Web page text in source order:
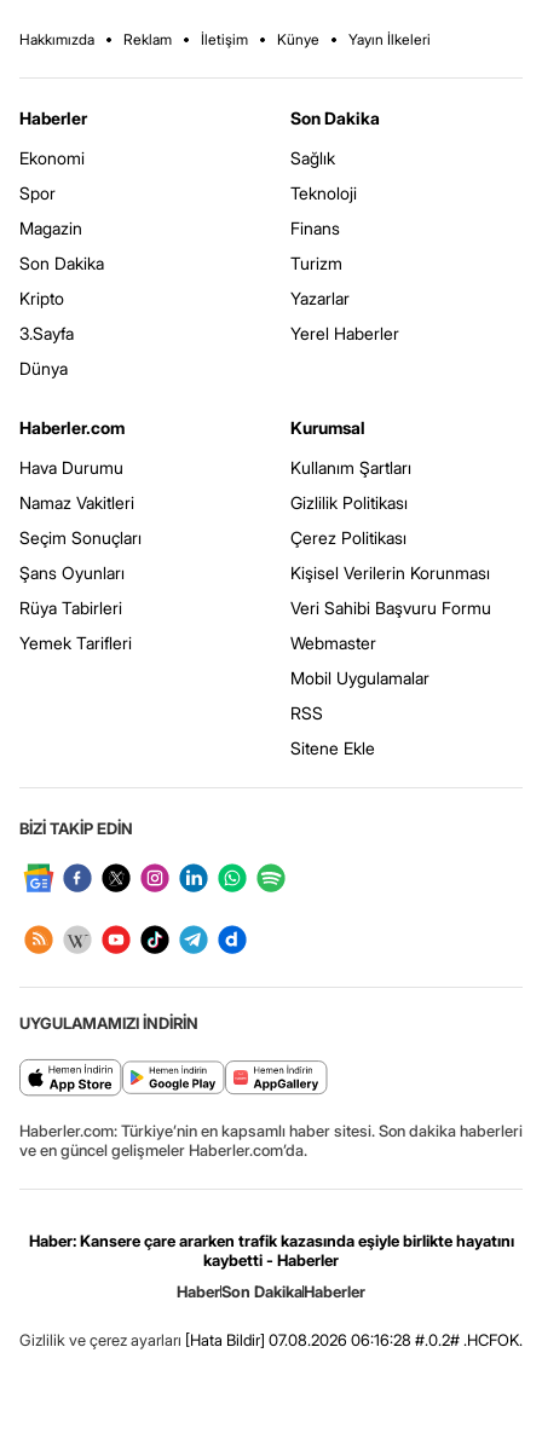
Hakkımızda Reklam İletişim Künye Yayın İlkeleri
Haberler
Ekonomi
Spor
Magazin
Son Dakika
Kripto
3.Sayfa
Dünya
Son Dakika
Sağlık
Teknoloji
Finans
Turizm
Yazarlar
Yerel Haberler
Haberler.com
Hava Durumu
Namaz Vakitleri
Seçim Sonuçları
Şans Oyunları
Rüya Tabirleri
Yemek Tarifleri
Kurumsal
Kullanım Şartları
Gizlilik Politikası
Çerez Politikası
Kişisel Verilerin Korunması
Veri Sahibi Başvuru Formu
Webmaster
Mobil Uygulamalar
RSS
Sitene Ekle
BİZİ TAKİP EDİN
UYGULAMAMIZI İNDİRİN
Haberler.com: Türkiye’nin en kapsamlı haber sitesi. Son dakika haberleri
ve en güncel gelişmeler Haberler.com’da.
Haber: Kansere çare ararken trafik kazasında eşiyle birlikte hayatını
kaybetti - Haberler
HaberSon DakikaHaberler
Gizlilik ve çerez ayarları [Hata Bildir] 07.08.2026 06:16:28 #.0.2# .HCFOK.